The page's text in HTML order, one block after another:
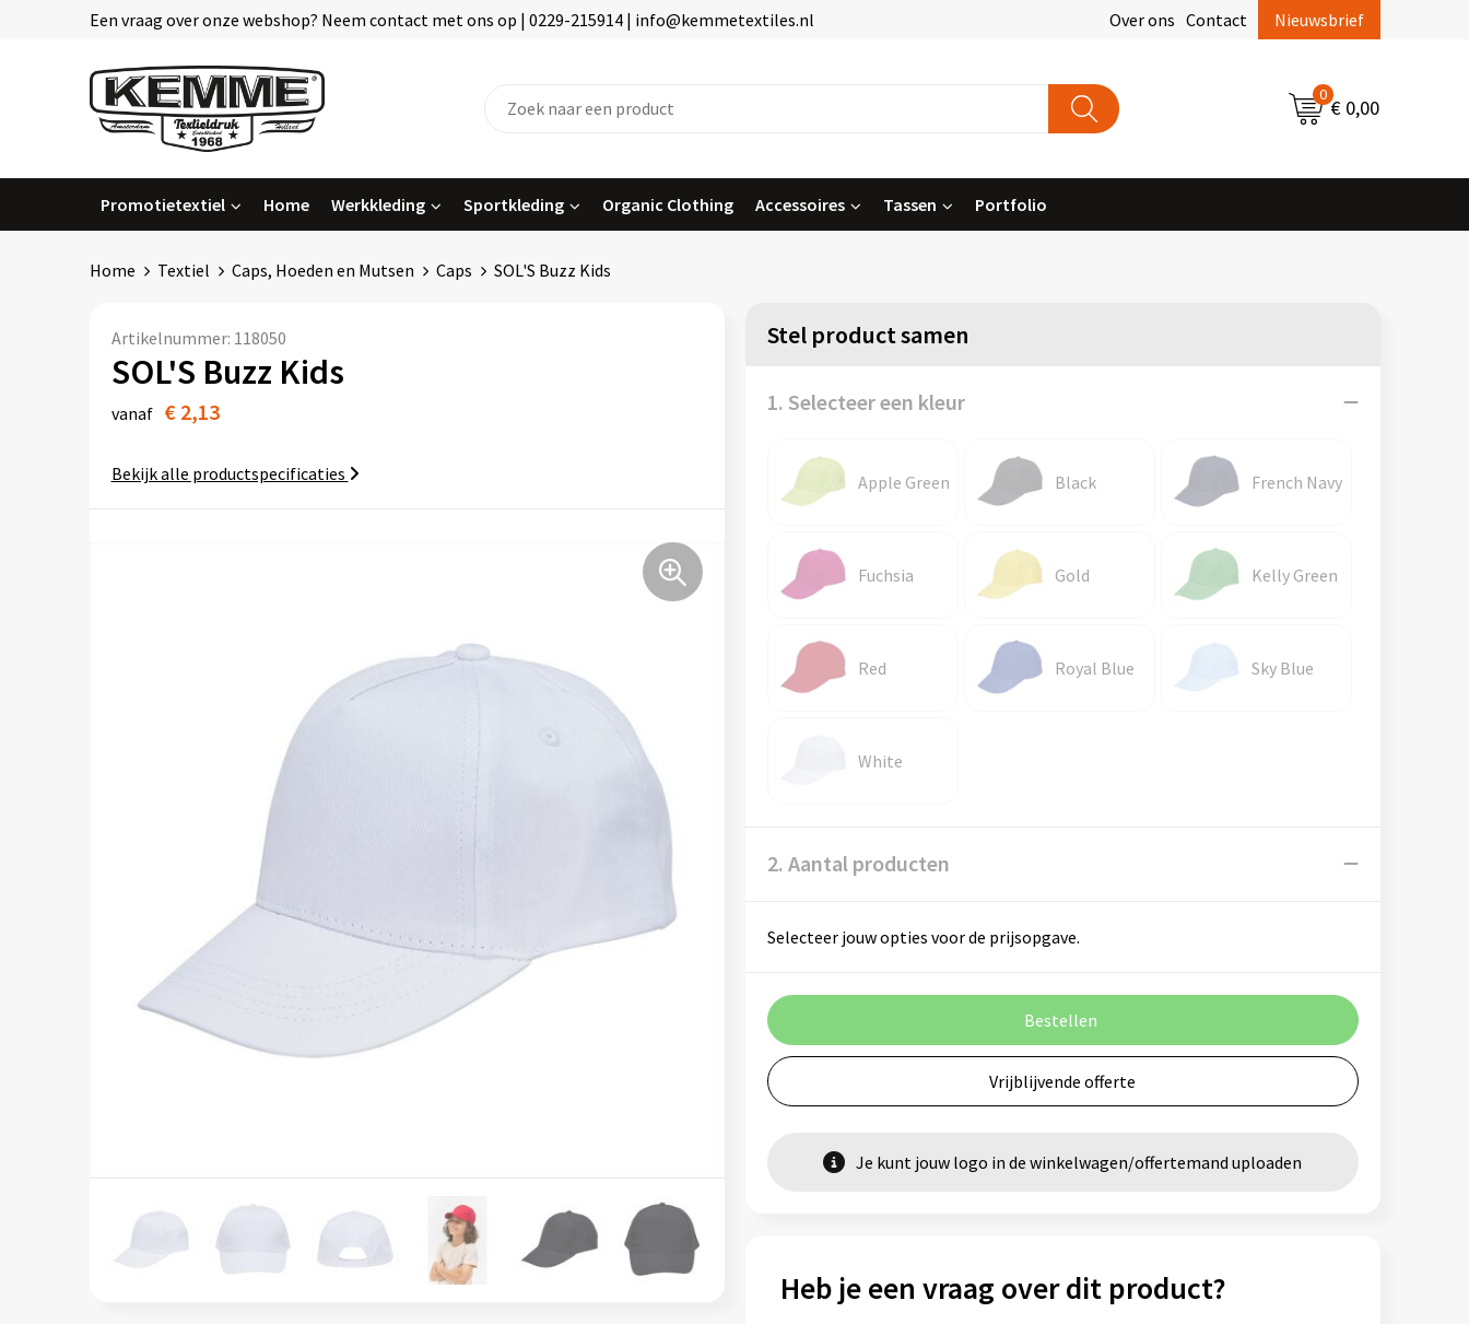
Een vraag over onze webshop? Neem contact met ons op | 0229-215914 | info@kemmetextiles.nl Over ons Contact Nieuwsbrief
0
€ 0,00
Promotietextiel Home Werkkleding Sportkleding Organic Clothing Accessoires Tassen Portfolio
Home Textiel Caps, Hoeden en Mutsen Caps SOL'S Buzz Kids
Artikelnummer: 118050
SOL'S Buzz Kids
vanaf € 2,13
Bekijk alle productspecificaties
Stel product samen
1. Selecteer een kleur
Apple Green Black French Navy
Fuchsia Gold Kelly Green
Red Royal Blue Sky Blue
White
2. Aantal producten
Selecteer jouw opties voor de prijsopgave.
Bestellen
Vrijblijvende offerte
Je kunt jouw logo in de winkelwagen/offertemand uploaden
Heb je een vraag over dit product?